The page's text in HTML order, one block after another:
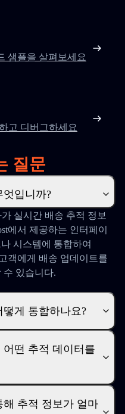
샘플을 살펴보세요
고 디버그하세요
질문
엇입니까?
가 실시간 배송 추적 정보
에서 제공하는 인터페이
시스템에 통합하여
객에게 배송 업데이트를
수 있습니다.
떻게 통합하나요?
어떤 추적 데이터를
해 추적 정보가 얼마